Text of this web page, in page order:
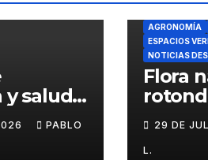
y salud
PABLO
AGRONOMÍA
ESPACIOS
NOTICIAS
Flora
29 DE
L.